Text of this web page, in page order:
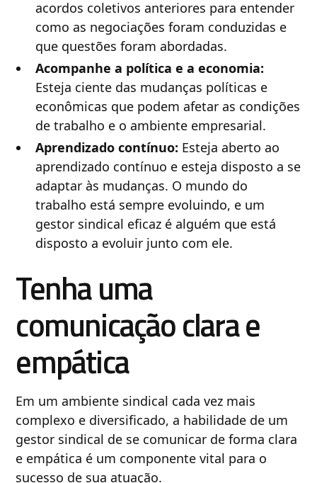
acordos coletivos anteriores para entender
como as negociações foram conduzidas e
que questões foram abordadas.
Acompanhe a política e a economia:
Esteja ciente das mudanças políticas e
econômicas que podem afetar as condições
de trabalho e o ambiente empresarial.
Aprendizado contínuo: Esteja aberto ao
aprendizado contínuo e esteja disposto a se
adaptar às mudanças. O mundo do
trabalho está sempre evoluindo, e um
gestor sindical eficaz é alguém que está
disposto a evoluir junto com ele.
Tenha uma
comunicação clara e
empática
Em um ambiente sindical cada vez mais
complexo e diversificado, a habilidade de um
gestor sindical de se comunicar de forma clara
e empática é um componente vital para o
sucesso de sua atuação.